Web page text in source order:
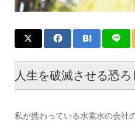
人生を破滅させる恐
私が携わっている水素水の会社